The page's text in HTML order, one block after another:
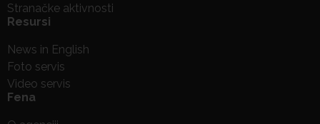
Stranačke aktivnosti
Resursi
News in English
Foto servis
Video servis
Fena